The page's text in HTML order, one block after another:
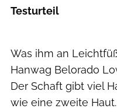
Testurteil
Was ihm an
Hanwag Belorado
Der Schaft gibt viel
wie eine zweite